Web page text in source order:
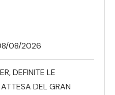
08/2026
DEFINITE LE
DEL GRAN